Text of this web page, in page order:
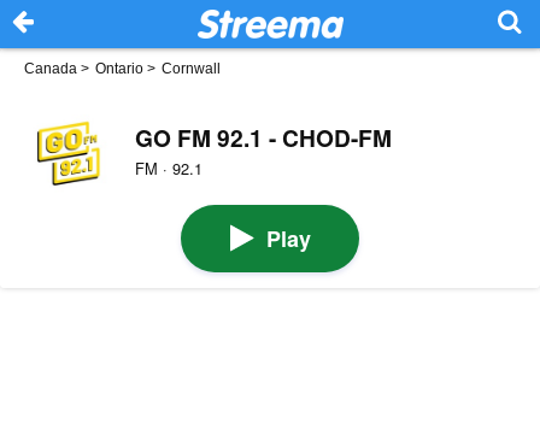
Canada > Ontario > Cornwall
GO FM 92.1 - CHOD-FM
FM · 92.1
Play